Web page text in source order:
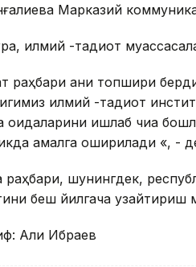
Марказий
илмий -тадқиқот
раҳбари аниқ топшириқ
илмий -тадқиқот
қоидаларини ишлаб чиқа
амалга оширилади «, -
раҳбари, шунингдек,
беш йилгача узайтириш
Али Ибраев